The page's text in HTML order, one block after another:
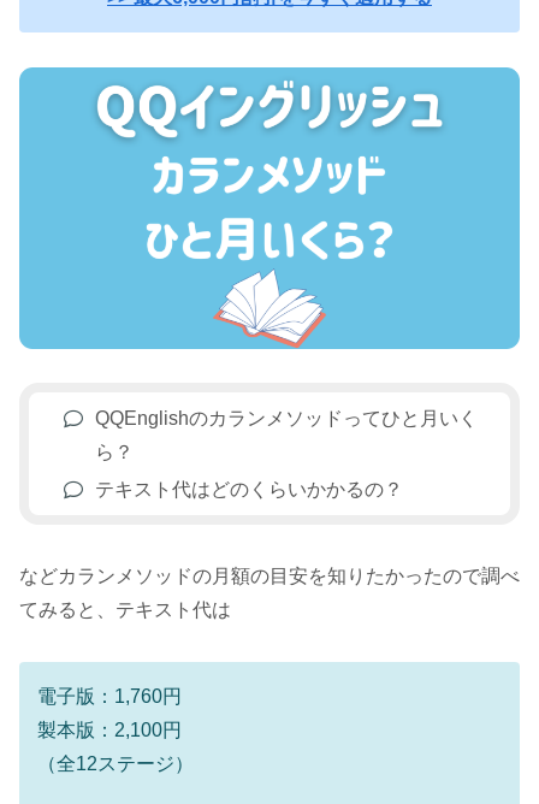
QQEnglishのカランメソッドってひと月いく
ら？
テキスト代はどのくらいかかるの？
などカランメソッドの月額の目安を知りたかったので調べ
てみると、テキスト代は
電子版：1,760円
製本版：2,100円
（全12ステージ）